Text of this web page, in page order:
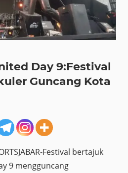
Day 9:Festival
Guncang Kota
Festival bertajuk
9 mengguncang